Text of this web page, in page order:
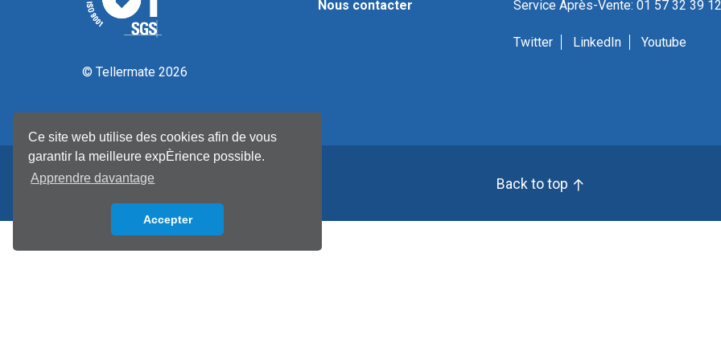
Ce site web utilise des cookies afin de vous
garantir la meilleure expÈrience possible.
Apprendre davantage
Accepter
© Tellermate 2026
Nous contacter Service Après-Vente: 01 57 32 39
Twitter LinkedIn Youtube
Back to top